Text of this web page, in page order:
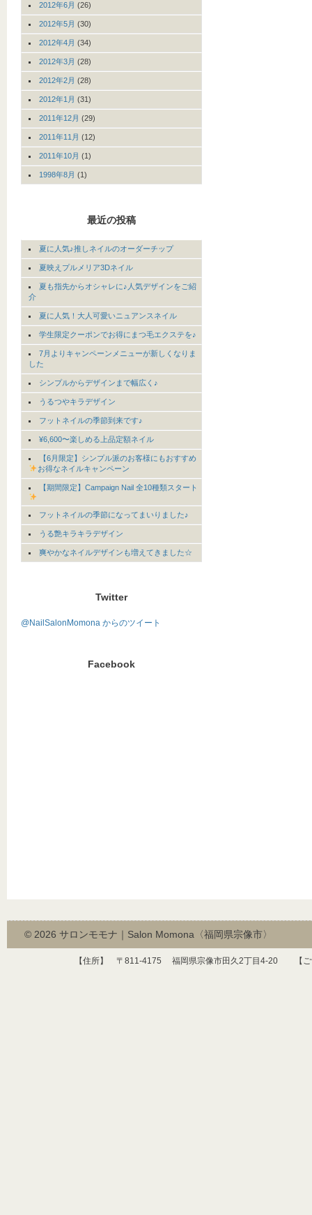
2012年6月 (26)
2012年5月 (30)
2012年4月 (34)
2012年3月 (28)
2012年2月 (28)
2012年1月 (31)
2011年12月 (29)
2011年11月 (12)
2011年10月 (1)
1998年8月 (1)
最近の投稿
夏に人気♪推しネイルのオーダーチップ
夏映えプルメリア3Dネイル
夏も指先からオシャレに♪人気デザインをご紹
介
夏に人気！大人可愛いニュアンスネイル
学生限定クーポンでお得にまつ毛エクステを♪
7月よりキャンペーンメニューが新しくなりま
した
シンプルからデザインまで幅広く♪
うるつやキラデザイン
フットネイルの季節到来です♪
¥6,600〜楽しめる上品定額ネイル
【6月限定】シンプル派のお客様にもおすすめ
お得なネイルキャンペーン
【期間限定】Campaign Nail 全10種類スタート
フットネイルの季節になってまいりました♪
うる艶キラキラデザイン
爽やかなネイルデザインも増えてきました☆
Twitter
@NailSalonMomona からのツイート
Facebook
© 2026 サロンモモナ｜Salon Momona〈福岡県宗像市〉
【住所】 〒 811-4175 福岡県宗像市田久2丁目 4-20 【ご